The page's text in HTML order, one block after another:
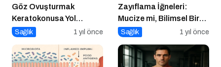
Göz Ovuşturmak
Keratokonusa Yol
Açabilir
Sağlık 1 yıl önce
Zayıflama İğneleri:
Mucize mi, Bilimsel Bir
Araç mı?
Sağlık 1 yıl önce